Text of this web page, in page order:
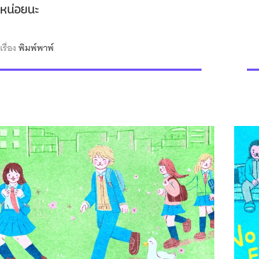
หน่อยนะ
เรื่องพิมพ์พาพ์